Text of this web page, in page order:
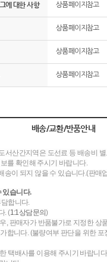
에 대한 사항 상품페이지참고
상품페이지참고
상품페이지참고
상품페이지참고
배송/교환/반품안내
서산간지역은 도선료 등 배송비
를 확인해 주시기 바랍니다.
송이 되지 않을 수 있습니다.(판
있습니다.
합니다.
. (1:1상담문의)
, 판매자가 반품불가로 지정한 상
니다. (불량여부 판단을 위한
택배사를 이용해 주시기 바랍니